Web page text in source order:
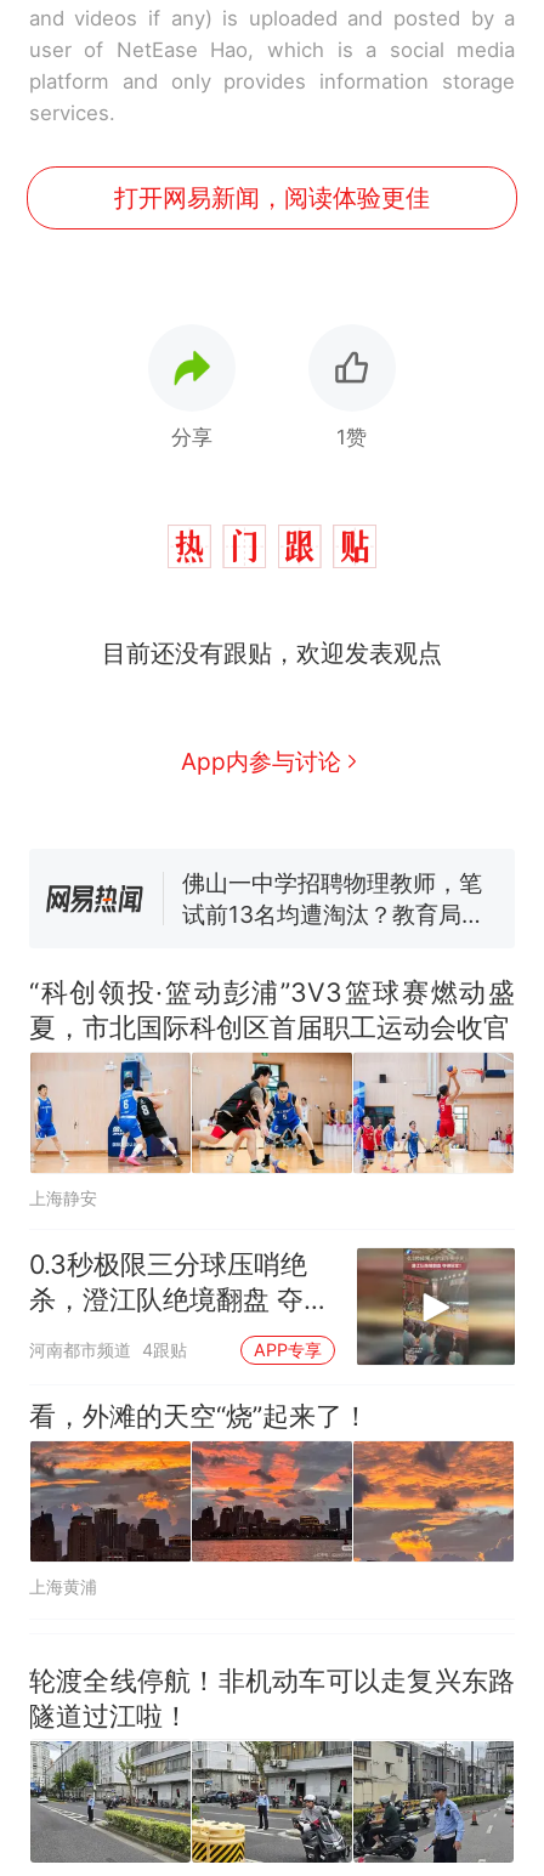
and videos if any) is uploaded and posted by a
user of NetEase Hao, which is a social media
platform and only provides information storage
services.
打开网易新闻，阅读体验更佳
分享 1赞
目前还没有跟贴，欢迎发表观点
App内参与讨论
因老师一句“跟我回家”改写了
眼了……
空调24小时开着反而更省电？
电力部门回应
已叫停招聘，成立调查组全面
核查
十多万人报名的考试，成绩全
部作废，公平么？
搜，网友：天塌了！
热 那个在床头放菜刀的女孩，
因老师一句“跟我回家”改写了
人生
“科创领投·篮动彭浦”3V3篮球赛燃动盛
夏，市北国际科创区首届职工运动会收官
上海静安
0.3秒极限三分球压哨绝
杀，澄江队绝境翻盘 夺得
冠军！
河南都市频道 4跟贴 APP专享
看，外滩的天空“烧”起来了！
上海黄浦
轮渡全线停航！非机动车可以走复兴东路
隧道过江啦！